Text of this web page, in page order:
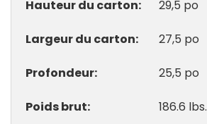
Hauteur du carton 29,5 po
Largeur du carton 27,5 po
Profondeur 25,5 po
Poids brut 186.6 lbs.